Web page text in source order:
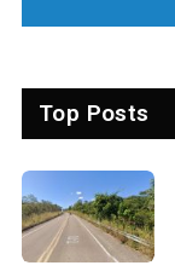
Top Posts